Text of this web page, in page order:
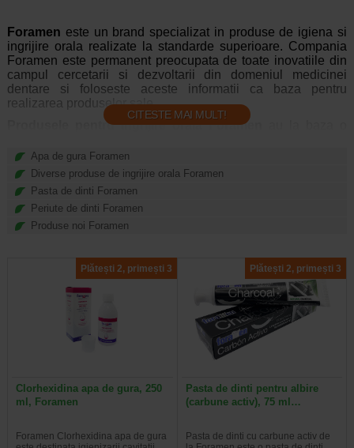
Foramen este un brand specializat in produse de igiena si
ingrijire orala realizate la standarde superioare. Compania
Foramen este permanent preocupata de toate inovatiile din
campul cercetarii si dezvoltarii din domeniul medicinei
dentare si foloseste aceste informatii ca baza pentru
realizarea produselor sale.
Produsele pentru ingrijire orala Foramen
eficienta ridicata, fiind apreciate de clientii din intreaga lume.
CITESTE MAI MULT!
Apa de gura Foramen
Diverse produse de ingrijire orala Foramen
Pasta de dinti Foramen
Periute de dinti Foramen
Produse noi Foramen
Plătești 2, primești 3
Clorhexidina apa de gura, 250
ml, Foramen
Foramen Clorhexidina apa de gura
Plătești 2, primești 3
Pasta de dinti pentru albire
(carbune activ), 75 ml…
Pasta de dinti cu carbune activ de